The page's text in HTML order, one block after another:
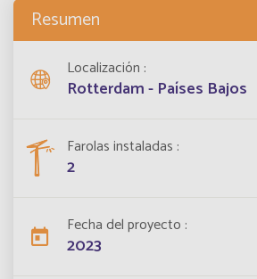
Resumen
Localización
Rotterdam - Países Bajos
Farolas instaladas
2
Fecha del proyecto
2023